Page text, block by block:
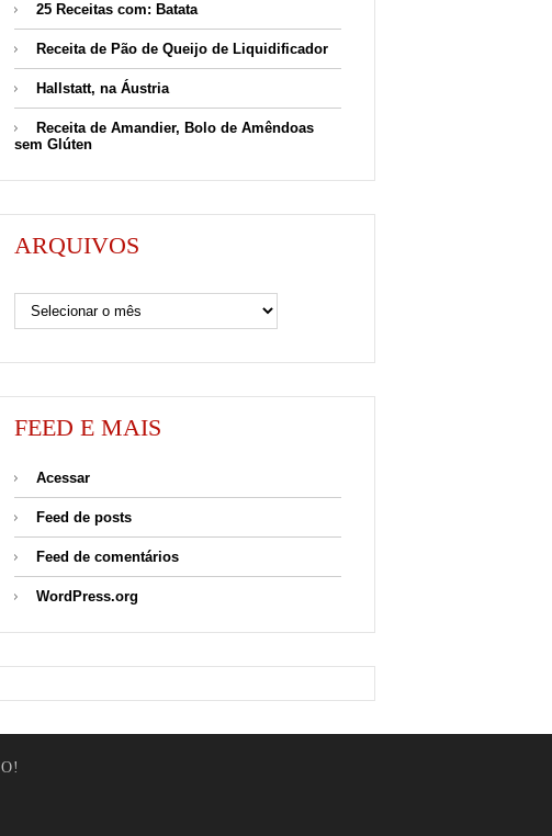
25 Receitas com: Batata
Receita de Pão de Queijo de Liquidificador
Hallstatt, na Áustria
Receita de Amandier, Bolo de Amêndoas
sem Glúten
ARQUIVOS
FEED E MAIS
Acessar
Feed de posts
Feed de comentários
WordPress.org